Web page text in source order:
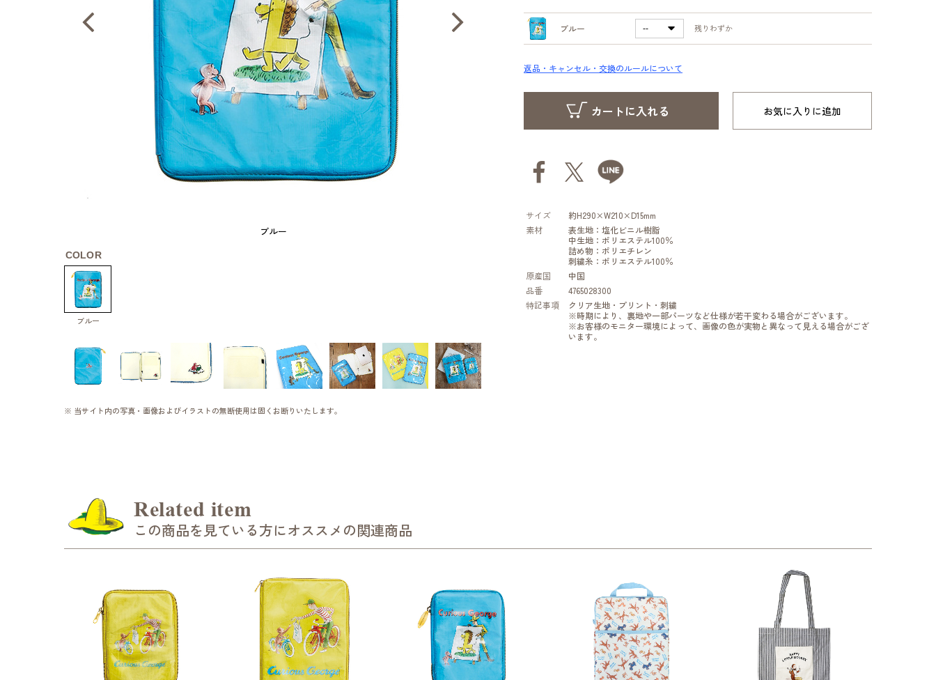
ブルー
COLOR
ブルー
※ 当サイト内の写真・画像およびイラストの無断使用は固くお断りいたします。
ブルー 残りわずか
返品・キャンセル・交換のルールについて
お気に入りに追加
サイズ
約H290×W210×D15mm
素材
表生地：塩化ビニル樹脂
中生地：ポリエステル100％
詰め物：ポリエチレン
刺繍糸：ポリエステル100％
原産国
中国
品番
4765028300
特記事項
クリア生地・プリント・刺繍
※時期により、裏地や一部パーツなど仕様が若干変わる場合がございます。
※お客様のモニター環境によって、画像の色が実物と異なって見える場合がござ
います。
Related item
この商品を見ている方にオススメの関連商品